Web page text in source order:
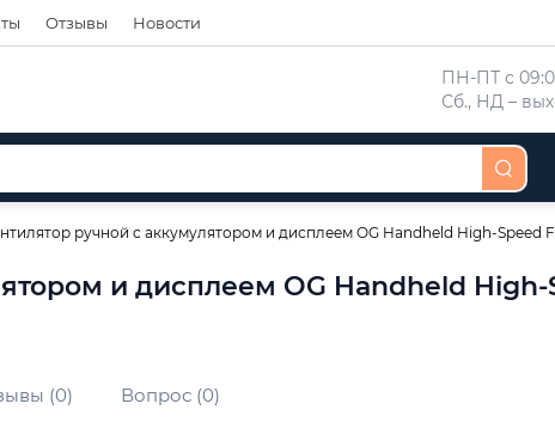
Отзывы Новости
ПН-ПТ с
Сб., НД –
ручной с аккумулятором и дисплеем OG Handheld High-Speed
и дисплеем OG Handheld High-
(0) Вопрос (0)